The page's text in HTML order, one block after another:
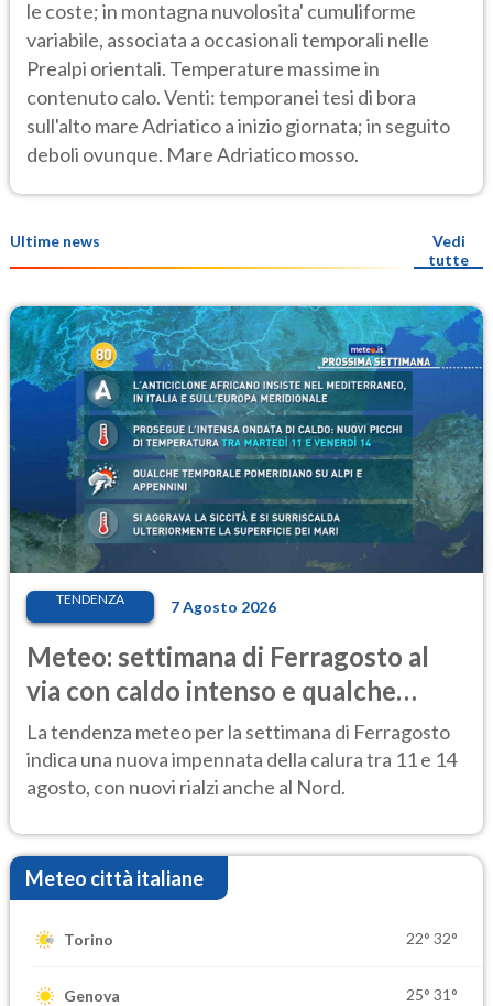
le coste; in montagna nuvolosita' cumuliforme
variabile, associata a occasionali temporali nelle
Prealpi orientali. Temperature massime in
contenuto calo. Venti: temporanei tesi di bora
sull'alto mare Adriatico a inizio giornata; in seguito
deboli ovunque. Mare Adriatico mosso.
Ultime news
Vedi
tutte
TENDENZA 7 Agosto 2026
Meteo: settimana di Ferragosto al
via con caldo intenso e qualche
temporale
La tendenza meteo per la settimana di Ferragosto
indica una nuova impennata della calura tra 11 e 14
agosto, con nuovi rialzi anche al Nord.
Meteo città italiane
Torino 22° 32°
Genova 25° 31°